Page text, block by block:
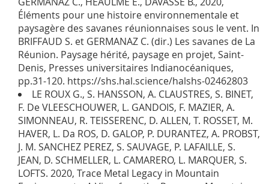
Éléments pour une histoire environnementale et
paysagère des savanes réunionnaises sous le vent. In
BRIFFAUD S. et GERMANAZ C. (dir.) Les savanes de La
Réunion. Paysage hérité, paysage en projet, Saint-
Denis, Presses universitaires Indianocéaniques,
pp.31-120. https://shs.hal.science/halshs-02462803
LE ROUX G., S. HANSSON, A. CLAUSTRES, S. BINET,
F. De VLEESCHOUWER, L. GANDOIS, F. MAZIER, A.
SIMONNEAU, R. TEISSERENC, D. ALLEN, T. ROSSET, M.
HAVER, L. Da ROS, D. GALOP, P. DURANTEZ, A. PROBST,
J. M. SANCHEZ PEREZ, S. SAUVAGE, P. LAFAILLE, S.
JEAN, D. SCHMELLER, L. CAMARERO, L. MARQUER, S.
LOFTS. 2020, Trace Metal Legacy in Mountain